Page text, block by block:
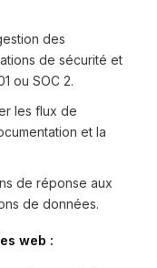
des
de sécurité et
ou SOC 2.
les flux de
et la
de réponse aux
de données.
web :